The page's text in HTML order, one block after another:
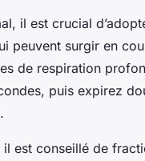
il est crucial
peuvent surgir en
de respiration
puis expirez
il est conseillé de